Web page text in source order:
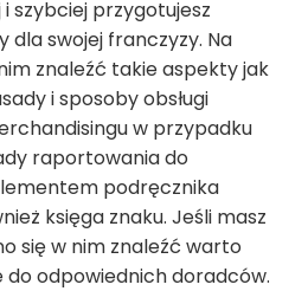
szybciej przygotujesz
swojej franczyzy. Na
znaleźć takie aspekty jak
i sposoby obsługi
w przypadku
raportowania do
podręcznika
księga znaku. Jeśli masz
się w nim znaleźć warto
do odpowiednich doradców.